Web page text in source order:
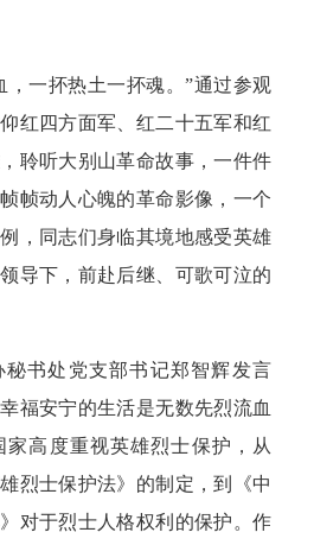
，一抔热土一抔魂。”通过参观
红四方面军、红二十五军和红
聆听大别山革命故事，一件件
帧动人心魄的革命影像，一个
，同志们身临其境地感受英雄
导下，前赴后继、可歌可泣的
书处党支部书记郑智辉发言
福安宁的生活是无数先烈流血
高度重视英雄烈士保护，从
烈士保护法》的制定，到《中
对于烈士人格权利的保护。作